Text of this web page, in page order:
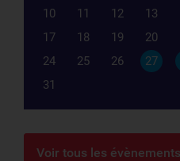
10 11 12 13
17
18 19 20
24
25 26 27
31
Voir tous les évènements